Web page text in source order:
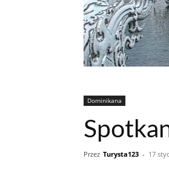
Dominikana
Przez Turysta123 - 17